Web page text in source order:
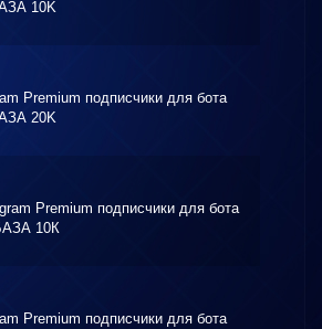
10K
Premium подписчики для бота
20K
Premium подписчики для бота
10К
Premium подписчики для бота